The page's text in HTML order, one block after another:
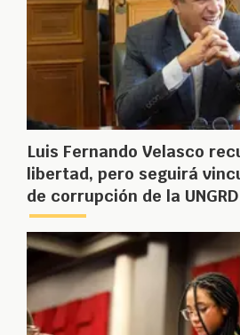
Luis Fernando Velasco
libertad, pero seguirá
de corrupción de la UNGRD